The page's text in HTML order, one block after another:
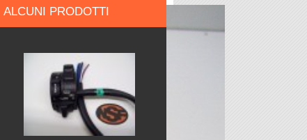
ALCUNI PRODOTTI